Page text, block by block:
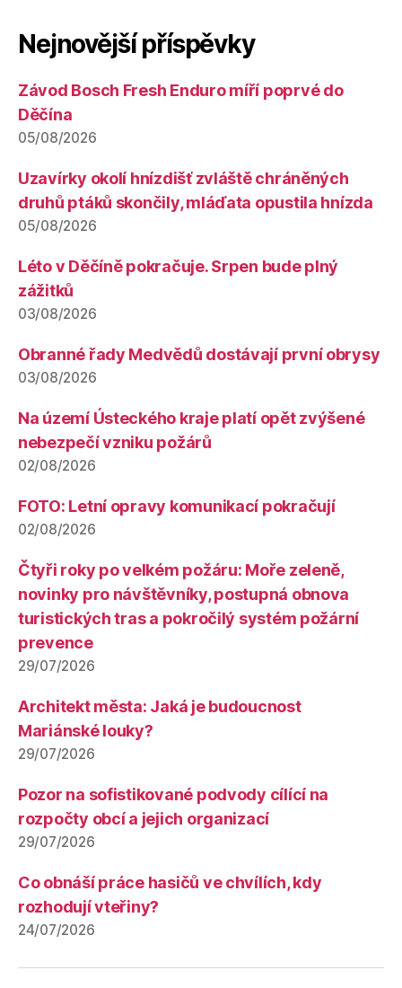
Nejnovější příspěvky
Závod Bosch Fresh Enduro míří poprvé do
Děčína
05/08/2026
Uzavírky okolí hnízdišť zvláště chráněných
druhů ptáků skončily, mláďata opustila hnízda
05/08/2026
Léto v Děčíně pokračuje. Srpen bude plný
zážitků
03/08/2026
Obranné řady Medvědů dostávají první obrysy
03/08/2026
Na území Ústeckého kraje platí opět zvýšené
nebezpečí vzniku požárů
02/08/2026
FOTO: Letní opravy komunikací pokračují
02/08/2026
Čtyři roky po velkém požáru: Moře zeleně,
novinky pro návštěvníky, postupná obnova
turistických tras a pokročilý systém požární
prevence
29/07/2026
Architekt města: Jaká je budoucnost
Mariánské louky?
29/07/2026
Pozor na sofistikované podvody cílící na
rozpočty obcí a jejich organizací
29/07/2026
Co obnáší práce hasičů ve chvílích, kdy
rozhodují vteřiny?
24/07/2026